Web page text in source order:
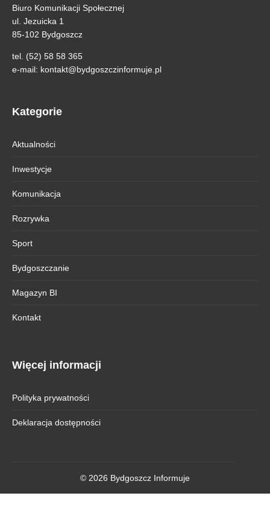
Biuro Komunikacji Społecznej
ul. Jezuicka 1
85-102 Bydgoszcz
tel. (52) 58 58 365
e-mail: kontakt@bydgoszczinformuje.pl
Kategorie
Aktualności
Inwestycje
Komunikacja
Rozrywka
Sport
Bydgoszczanie
Magazyn BI
Kontakt
Więcej informacji
Polityka prywatności
Deklaracja dostępności
© 2026 Bydgoszcz Informuje